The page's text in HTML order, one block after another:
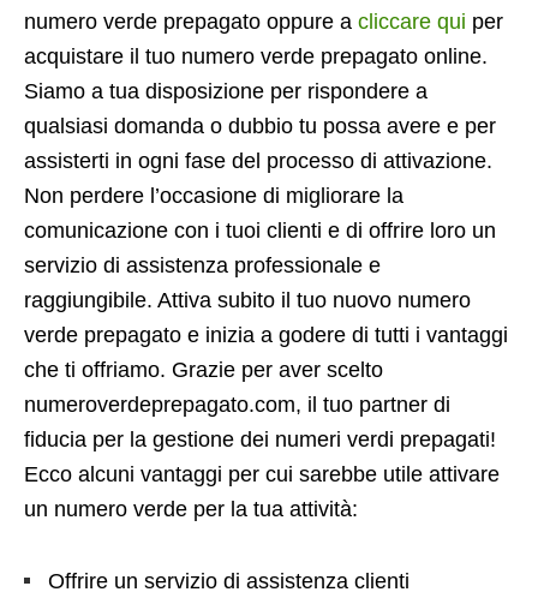
numero verde prepagato oppure a cliccare qui per
acquistare il tuo numero verde prepagato online.
Siamo a tua disposizione per rispondere a
qualsiasi domanda o dubbio tu possa avere e per
assisterti in ogni fase del processo di attivazione.
Non perdere l’occasione di migliorare la
comunicazione con i tuoi clienti e di offrire loro un
servizio di assistenza professionale e
raggiungibile. Attiva subito il tuo nuovo numero
verde prepagato e inizia a godere di tutti i vantaggi
che ti offriamo. Grazie per aver scelto
numeroverdeprepagato.com, il tuo partner di
fiducia per la gestione dei numeri verdi prepagati!
Ecco alcuni vantaggi per cui sarebbe utile attivare
un numero verde per la tua attività:
Offrire un servizio di assistenza clienti